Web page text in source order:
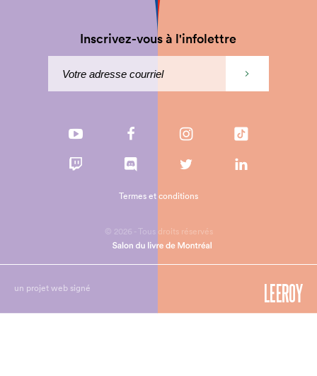
Inscrivez-vous à l'infolettre
© 2026 - Tous droits réservés
Termes et conditions
un projet web signé